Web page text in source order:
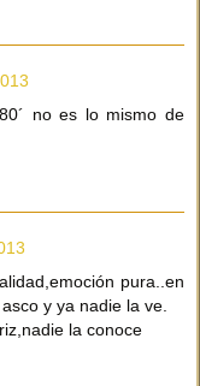
no es lo mismo de
pura..en
y ya nadie la ve.
la conoce